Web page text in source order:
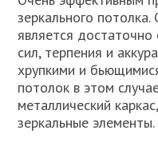
зеркального
является
сил, терпения и
хрупкими и
потолок в этом
металлический
зеркальные элементы.